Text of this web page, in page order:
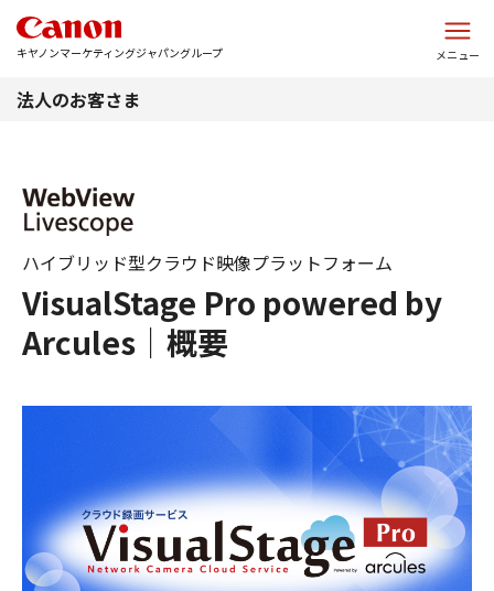
キヤノンマーケティングジャパングループ メニュー
法人のお客さま
VisualStage Pro powered by
Arcules｜概要
ハイブリッド型クラウド映像プラットフォーム